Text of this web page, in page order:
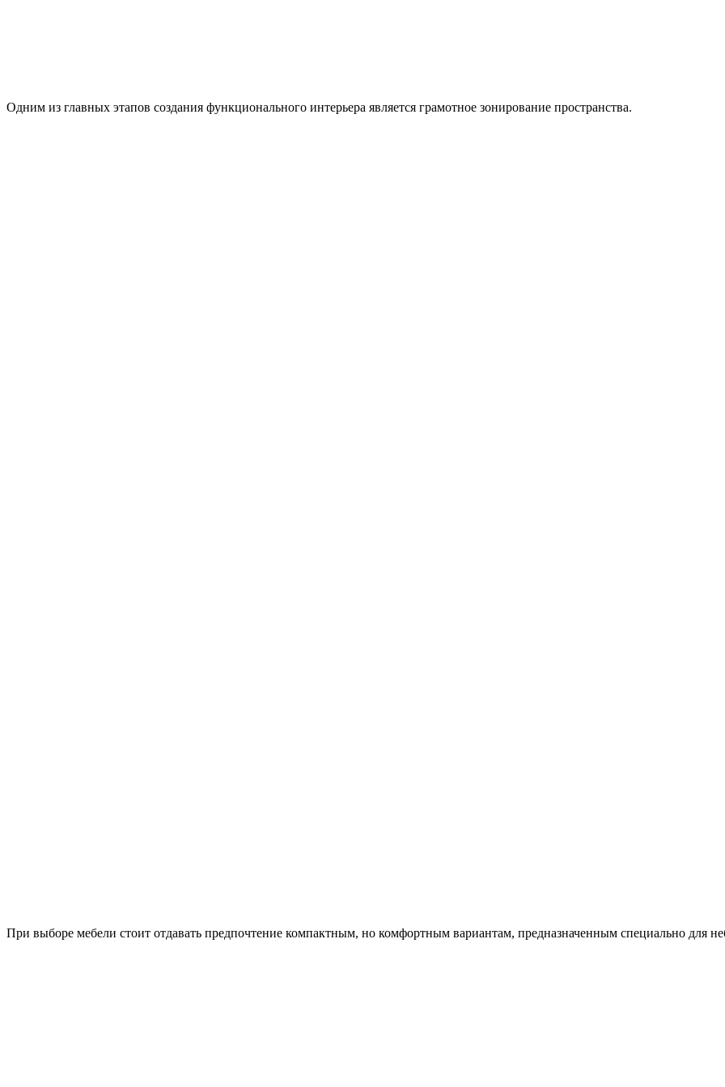
Одним из главных этапов создания функционального интерьера является грамотное зонирование пространства.
При выборе мебели стоит отдавать предпочтение компактным, но комфортным вариантам, предназначенным специально для